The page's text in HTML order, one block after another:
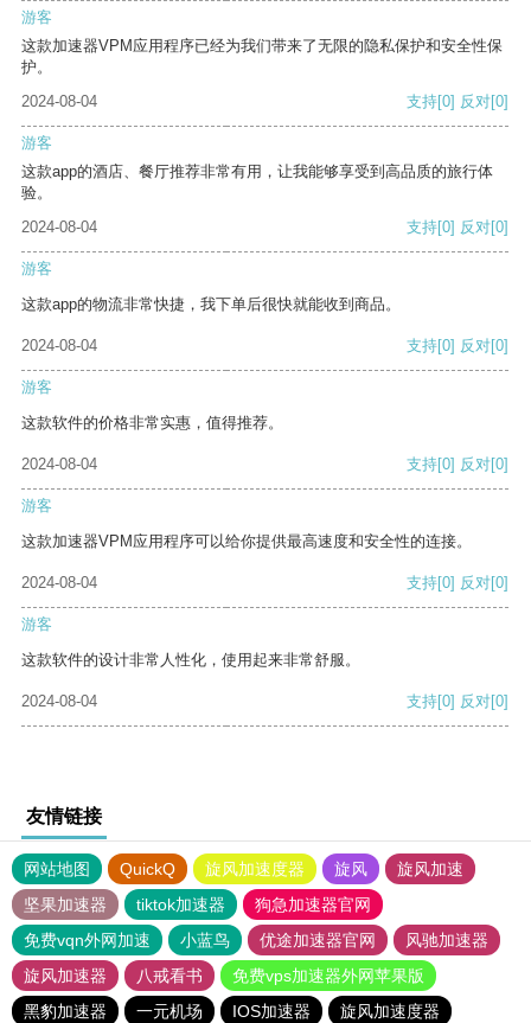
游客
这款加速器VPM应用程序已经为我们带来了无限的隐私保护和安全性保
护。
2024-08-04
支持[0] 反对[0]
游客
这款app的酒店、餐厅推荐非常有用，让我能够享受到高品质的旅行体
验。
2024-08-04
支持[0] 反对[0]
游客
这款app的物流非常快捷，我下单后很快就能收到商品。
2024-08-04 支持[0] 反对[0]
游客
这款软件的价格非常实惠，值得推荐。
2024-08-04 支持[0] 反对[0]
游客
这款加速器VPM应用程序可以给你提供最高速度和安全性的连接。
2024-08-04 支持[0] 反对[0]
游客
这款软件的设计非常人性化，使用起来非常舒服。
2024-08-04 支持[0] 反对[0]
友情链接
网站地图 QuickQ 旋风加速度器 旋风
旋风加速
坚果加速器
tiktok加速器
狗急加速器官网
免费vqn外网加速
小蓝鸟 优途加速器官网
风驰加速器
旋风加速器
八戒看书
免费vps加速器外网苹果版
黑豹加速器
一元机场 IOS加速器 旋风加速度器